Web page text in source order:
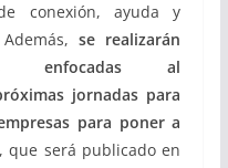
conexión, ayuda y
Además,se realizarán
enfocadas al
jornadas para
para poner a
, que será publicado en